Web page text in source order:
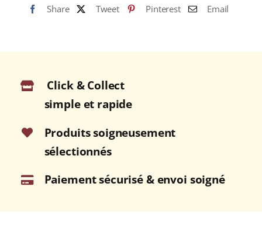
Share
Tweet Pinterest Email
Click & Collect
simple et rapide
Produits soigneusement
sélectionnés
Paiement sécurisé & envoi soigné